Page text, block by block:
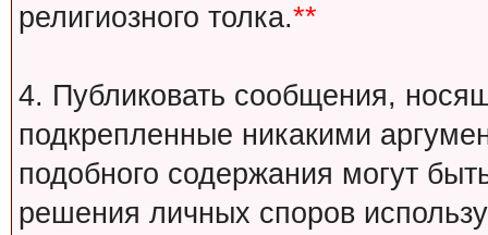
религиозного толка.**
4. Публиковать сообщения,
подкрепленные никакими
подобного содержания могут
решения личных споров